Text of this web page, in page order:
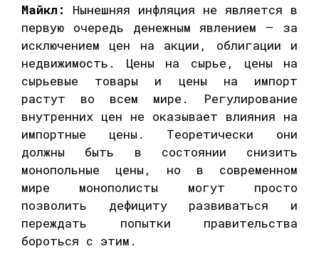
Майкл:
Нынешняя инфляция не является в
первую очередь денежным явлением – за
исключением цен на акции, облигации и
недвижимость. Цены на сырье, цены на
сырьевые товары и цены на импорт
растут во всем мире. Регулирование
внутренних цен не оказывает влияния на
импортные цены. Теоретически они
должны быть в состоянии снизить
монопольные цены, но в современном
мире монополисты могут просто
позволить дефициту развиваться и
переждать попытки правительства
бороться с этим.